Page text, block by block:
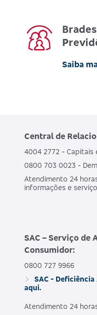
Saiba
Central de
4004 2772 - Capitais
0800 703 0023 -
Atendimento 24
informações e
SAC – Serviço de
Consumidor:
0800 727 9966
SAC -
aqui.
Atendimento 24